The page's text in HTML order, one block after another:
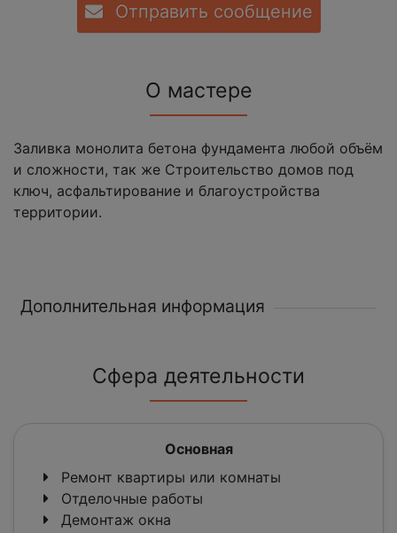
Отправить сообщение
О мастере
Заливка монолита бетона фундамента любой объём
и сложности, так же Строительство домов под
ключ, асфальтирование и благоустройства
территории.
Дополнительная информация
Сфера деятельности
Основная
Ремонт квартиры или комнаты
Отделочные работы
Демонтаж окна